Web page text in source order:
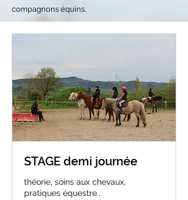
compagnons équins.
STAGE demi journée
théorie, soins aux chevaux,
pratiques équestre..